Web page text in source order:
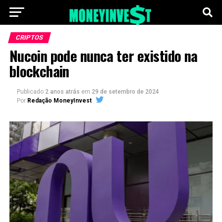
CRIPTOS
Nucoin pode nunca ter existido na
blockchain
Publicado 2 anos atrás em 29 de setembro de 2024
Por Redação MoneyInvest